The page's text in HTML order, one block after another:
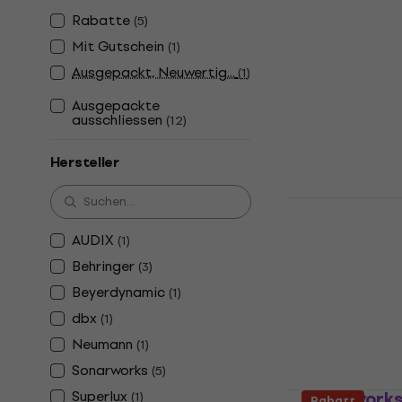
Rabatte (5)
Mit Gutschein (1)
Ausgepackt, Neuwertig...(1)
Ausgepackte
ausschliessen (12)
Hersteller
AUDIX (1)
Behringer (3)
Beyerdynamic (1)
dbx (1)
Neumann (1)
Sonarworks (5)
Superlux (1)